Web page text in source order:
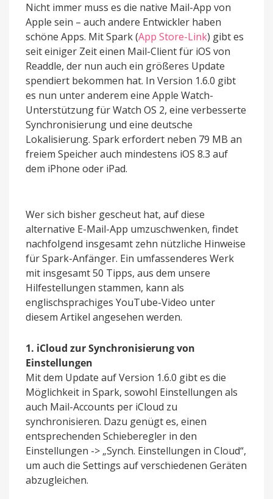
Nicht immer muss es die native Mail-App von
Apple sein – auch andere Entwickler haben
schöne Apps. Mit Spark (App Store-Link) gibt es
seit einiger Zeit einen Mail-Client für iOS von
Readdle, der nun auch ein größeres Update
spendiert bekommen hat. In Version 1.6.0 gibt
es nun unter anderem eine Apple Watch-
Unterstützung für Watch OS 2, eine verbesserte
Synchronisierung und eine deutsche
Lokalisierung. Spark erfordert neben 79 MB an
freiem Speicher auch mindestens iOS 8.3 auf
dem iPhone oder iPad.
Wer sich bisher gescheut hat, auf diese
alternative E-Mail-App umzuschwenken, findet
nachfolgend insgesamt zehn nützliche Hinweise
für Spark-Anfänger. Ein umfassenderes Werk
mit insgesamt 50 Tipps, aus dem unsere
Hilfestellungen stammen, kann als
englischsprachiges YouTube-Video unter
diesem Artikel angesehen werden.
1. iCloud zur Synchronisierung von
Einstellungen
Mit dem Update auf Version 1.6.0 gibt es die
Möglichkeit in Spark, sowohl Einstellungen als
auch Mail-Accounts per iCloud zu
synchronisieren. Dazu genügt es, einen
entsprechenden Schieberegler in den
Einstellungen -> „Synch. Einstellungen in Cloud“,
um auch die Settings auf verschiedenen Geräten
abzugleichen.